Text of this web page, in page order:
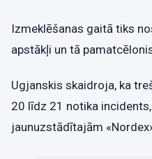
Izmeklēšanas gaitā tiks
apstākļi un tā
Ugjanskis skaidroja, ka
20 līdz 21 notika
jaunuzstādītajām